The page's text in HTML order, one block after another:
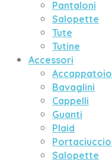
Pantaloni
Salopette
Tute
Tutine
Accessori
Accappatoio
Bavaglini
Cappelli
Guanti
Plaid
Portaciuccio
Salopette